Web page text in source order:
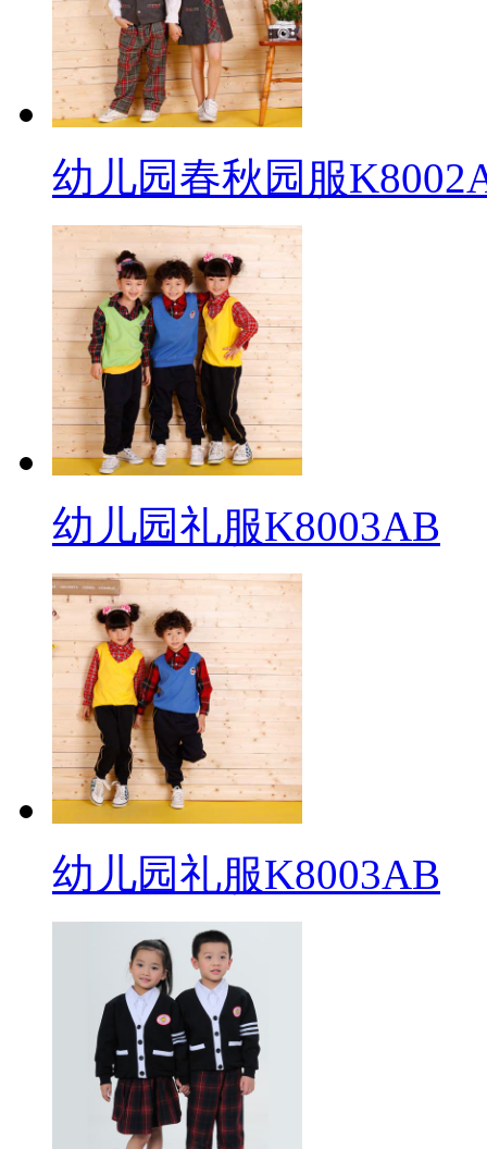
幼儿园春秋园服
幼儿园礼服K8003AB
幼儿园礼服K8003AB